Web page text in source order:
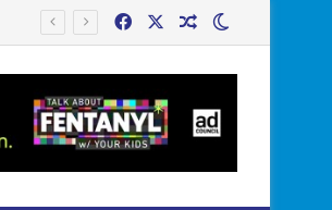
FacebookRandom Article